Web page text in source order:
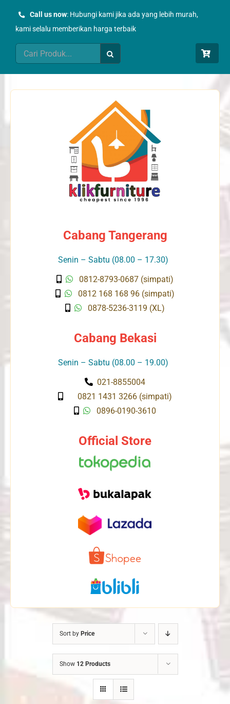
Call us now: Hubungi kami jika ada yang lebih murah,
kami selalu memberikan harga terbaik
Search
for:
Cabang Tangerang
Senin – Sabtu (08.00 – 17.30)
0812-8793-0687 (simpati)
0812 168 168 96 (simpati)
0878-5236-3119 (XL)
Cabang Bekasi
Senin – Sabtu (08.00 – 19.00)
021-8855004
0821 1431 3266 (simpati)
0896-0190-3610
Official Store
Sort by Price
Show 12 Products